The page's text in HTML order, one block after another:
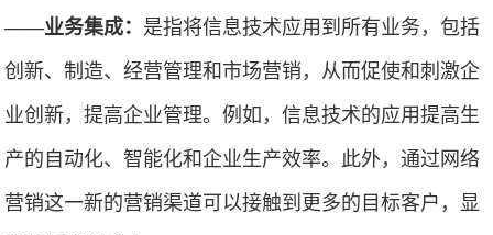
——业务集成： 是指将信息技术应用到所有业务，包括
创新、制造、经营管理和市场营销，从而促使和刺激企
业创新，提高企业管理。例如，信息技术的应用提高生
产的自动化、智能化和企业生产效率。此外，通过网络
营销这一新的营销渠道可以接触到更多的目标客户，显